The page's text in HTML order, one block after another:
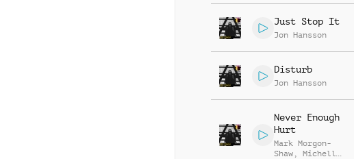
Just Stop It
Jon Hansson
Disturb
Jon Hansson
Never Enough
Hurt
Mark Morgon-
Shaw , Michelle